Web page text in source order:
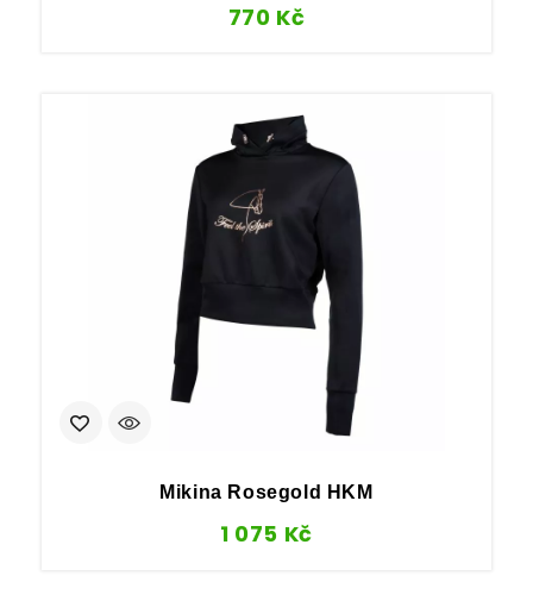
770 Kč
Mikina Rosegold HKM
1 075 Kč